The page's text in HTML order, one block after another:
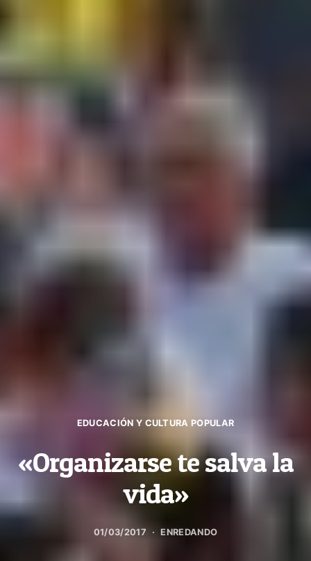
EDUCACIÓN Y CULTURA POPULAR
«Organizarse te salva la
vida»
01/03/2017 ENREDANDO